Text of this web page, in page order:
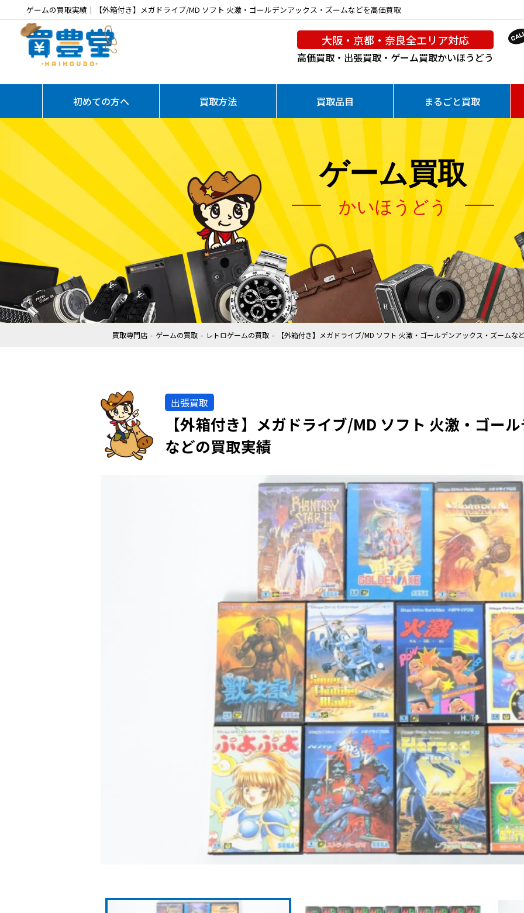
ゲームの買取実績｜【外箱付き】メガドライブ/MD ソフト 火激・ゴールデンアックス・ズームなどを高価買取
大阪・京都・奈良全エリア対応
高価買取・出張買取・ゲーム買取かいほうどう
初めての方へ 買取方法 買取品目 まるごと買取
ゲーム買取
かいほうどう
買取専門店 ゲームの買取 レトロゲームの買取 【外箱付き】メガドライブ/MD ソフト 火激・ゴールデンアックス・ズームな
出張買取
【外箱付き】メガドライブ/MD ソフト 火激・ゴー
などの買取実績